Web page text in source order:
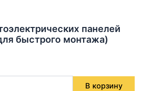
панелей
быстрого монтажа)
В корзину